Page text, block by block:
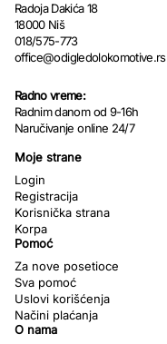
Radoja Dakića 18
18000 Niš
018/575-773
office@odigledolokomotive.rs
Radno vreme:
Radnim danom od 9-16h
Naručivanje online 24/7
Moje strane
Login
Registracija
Korisnička strana
Korpa
Pomoć
Za nove posetioce
Sva pomoć
Uslovi korišćenja
Načini plaćanja
O nama